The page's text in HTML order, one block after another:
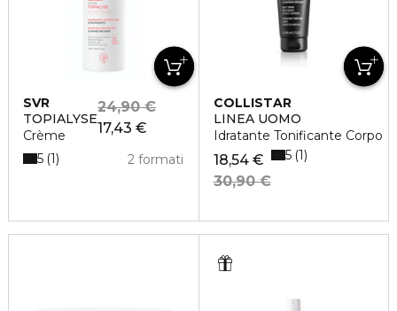
SVR
TOPIALYSE
Crème
17,43 €
24,90 €
2 formati
5 1
COLLISTAR
LINEA UOMO
Idratante Tonificante Corpo
18,54 €
30,90 €
5 1